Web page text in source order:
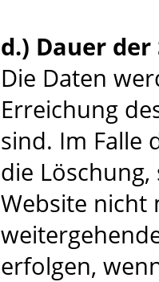
d.) Dauer
Die Daten
Erreichung
sind. Im Falle
die
Website nicht
erfolgen,